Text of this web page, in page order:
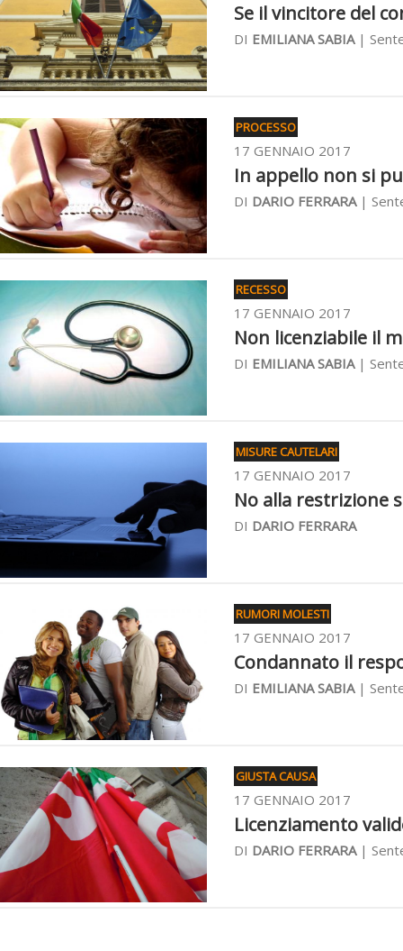
Se il vincitore del
DI EMILIANA SABIA|
PROCESSO
17 GENNAIO 2017
In appello non si
DI DARIO FERRARA|
RECESSO
17 GENNAIO 2017
Non licenziabile il
DI EMILIANA SABIA|
MISURE CAUTELARI
17 GENNAIO 2017
No alla restrizione
DI DARIO FERRARA
RUMORI MOLESTI
17 GENNAIO 2017
Condannato il
DI EMILIANA SABIA|
GIUSTA CAUSA
17 GENNAIO 2017
Licenziamento
DI DARIO FERRARA|